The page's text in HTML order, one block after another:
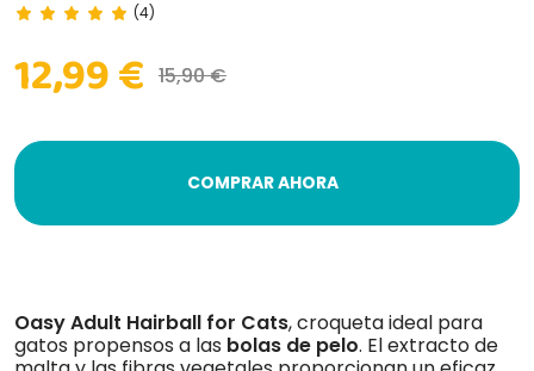
(4)
12,99 € 15,90 €
COMPRAR AHORA
Oasy Adult Hairball for Cats, croqueta ideal para
gatos propensos a las bolas de pelo. El extracto de